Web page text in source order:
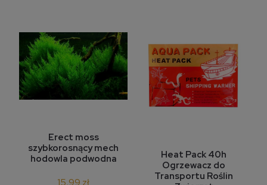
Erect moss
szybkorosnący mech
hodowla podwodna
15,99 zł
Heat Pack 40h
Ogrzewacz do
Transportu Roślin